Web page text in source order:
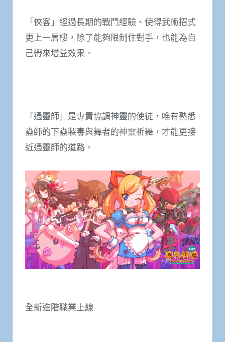
「俠客」經過長期的戰鬥經驗、使得武術招式
更上一層樓，除了能夠限制住對手，也能為自
己帶來增益效果。
「通靈師」是專責協調神靈的使徒，唯有熟悉
蠱師的下蠱製毒與舞者的神靈祈舞，才能更接
近通靈師的道路。
全新進階職業上線